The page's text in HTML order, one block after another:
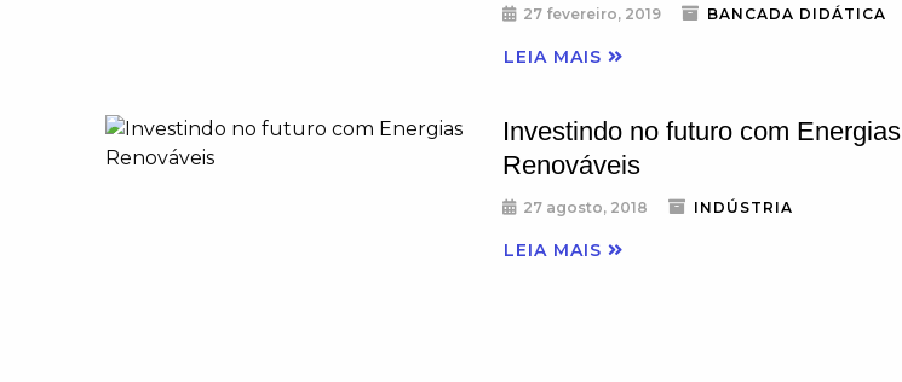
27 fevereiro, 2019 BANCADA DIDÁTICA
LEIA MAIS
Investindo no futuro com Energias
Renováveis
27 agosto, 2018 INDÚSTRIA
LEIA MAIS